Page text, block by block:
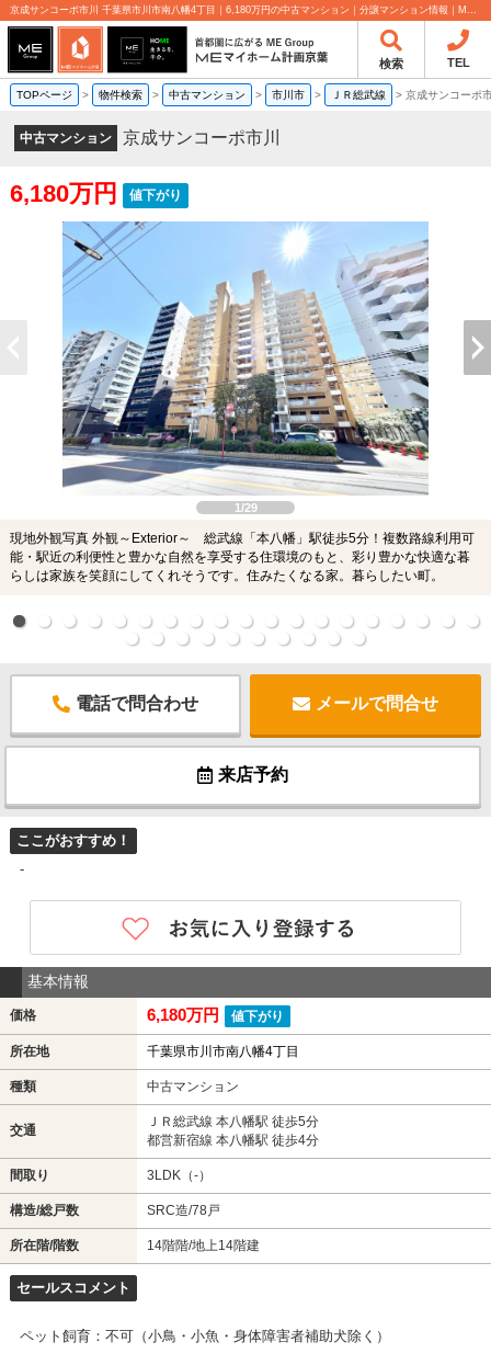
京成サンコーポ市川 千葉県市川市南八幡4丁目｜6,180万円の中古マンション｜分譲マンション情報｜MEマイホーム計画京葉株式会社
検索 TEL
TOPページ > 物件検索 > 中古マンション > 市川市 > ＪＲ総武線 > 京成サンコーポ
中古マンション 京成サンコーポ市川
6,180万円 値下がり
1/29
現地外観写真 外観～Exterior～ 総武線「本八幡」駅徒歩5分！複数路線利用可
能・駅近の利便性と豊かな自然を享受する住環境のもと、彩り豊かな快適な暮
らしは家族を笑顔にしてくれそうです。住みたくなる家。暮らしたい町。
電話で問合わせ メールで問合せ
来店予約
ここがおすすめ！
-
基本情報
価格 6,180万円 値下がり
所在地 千葉県市川市南八幡4丁目
種類 中古マンション
交通
ＪＲ総武線 本八幡駅 徒歩5分
都営新宿線 本八幡駅 徒歩4分
間取り 3LDK（-）
構造/総戸数 SRC造/78戸
所在階/階数 14階階/地上14階建
セールスコメント
ペット飼育：不可（小鳥・小魚・身体障害者補助犬除く）